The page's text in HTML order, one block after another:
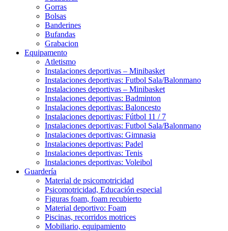
Gorras
Bolsas
Banderines
Bufandas
Grabacion
Equipamento
Atletismo
Instalaciones deportivas – Minibasket
Instalaciones deportivas: Futbol Sala/Balonmano
Instalaciones deportivas – Minibasket
Instalaciones deportivas: Badminton
Instalaciones deportivas: Baloncesto
Instalaciones deportivas: Fútbol 11 / 7
Instalaciones deportivas: Futbol Sala/Balonmano
Instalaciones deportivas: Gimnasia
Instalaciones deportivas: Padel
Instalaciones deportivas: Tenis
Instalaciones deportivas: Voleibol
Guardería
Material de psicomotricidad
Psicomotricidad, Educación especial
Figuras foam, foam recubierto
Material deportivo: Foam
Piscinas, recorridos motrices
Mobiliario, equipamiento